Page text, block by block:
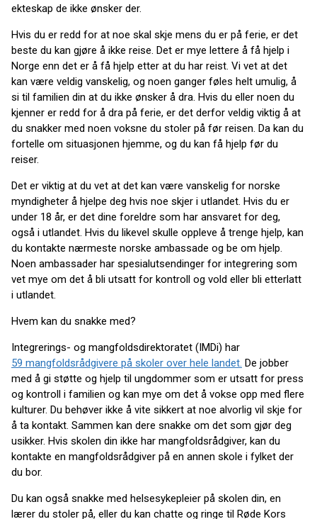
ekteskap de ikke ønsker der.
Hvis du er redd for at noe skal skje mens du er på ferie, er det
beste du kan gjøre å ikke reise. Det er mye lettere å få hjelp i
Norge enn det er å få hjelp etter at du har reist. Vi vet at det
kan være veldig vanskelig, og noen ganger føles helt umulig, å
si til familien din at du ikke ønsker å dra. Hvis du eller noen du
kjenner er redd for å dra på ferie, er det derfor veldig viktig å at
du snakker med noen voksne du stoler på før reisen. Da kan du
fortelle om situasjonen hjemme, og du kan få hjelp før du
reiser.
Det er viktig at du vet at det kan være vanskelig for norske
myndigheter å hjelpe deg hvis noe skjer i utlandet. Hvis du er
under 18 år, er det dine foreldre som har ansvaret for deg,
også i utlandet. Hvis du likevel skulle oppleve å trenge hjelp, kan
du kontakte nærmeste norske ambassade og be om hjelp.
Noen ambassader har spesialutsendinger for integrering som
vet mye om det å bli utsatt for kontroll og vold eller bli etterlatt
i utlandet.
Hvem kan du snakke med?
Integrerings- og mangfoldsdirektoratet (IMDi) har
59 mangfoldsrådgivere på skoler over hele landet. De jobber
med å gi støtte og hjelp til ungdommer som er utsatt for press
og kontroll i familien og kan mye om det å vokse opp med flere
kulturer. Du behøver ikke å vite sikkert at noe alvorlig vil skje for
å ta kontakt. Sammen kan dere snakke om det som gjør deg
usikker. Hvis skolen din ikke har mangfoldsrådgiver, kan du
kontakte en mangfoldsrådgiver på en annen skole i fylket der
du bor.
Du kan også snakke med helsesykepleier på skolen din, en
lærer du stoler på, eller du kan chatte og ringe til Røde Kors